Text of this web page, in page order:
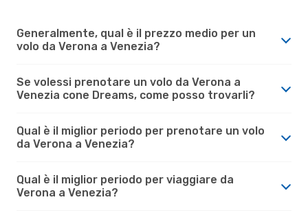
Generalmente, qual è il prezzo medio per un
volo da Verona a Venezia?
Se volessi prenotare un volo da Verona a
Venezia cone Dreams, come posso trovarli?
Qual è il miglior periodo per prenotare un volo
da Verona a Venezia?
Qual è il miglior periodo per viaggiare da
Verona a Venezia?